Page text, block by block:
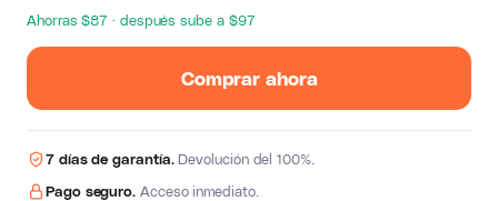
Ahorras $87 · después sube a $97
Comprar ahora
7 días de garantía.Devolución del 100%.
Pago seguro. Acceso inmediato.